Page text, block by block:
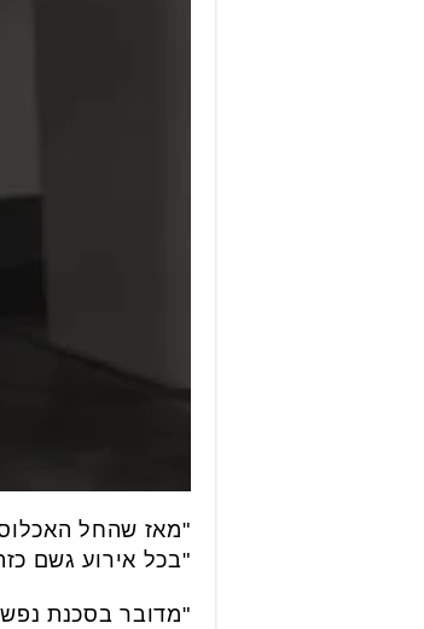
"מאז שהחל האכלוס
"בכל אירוע גשם
"מדובר בסכנת